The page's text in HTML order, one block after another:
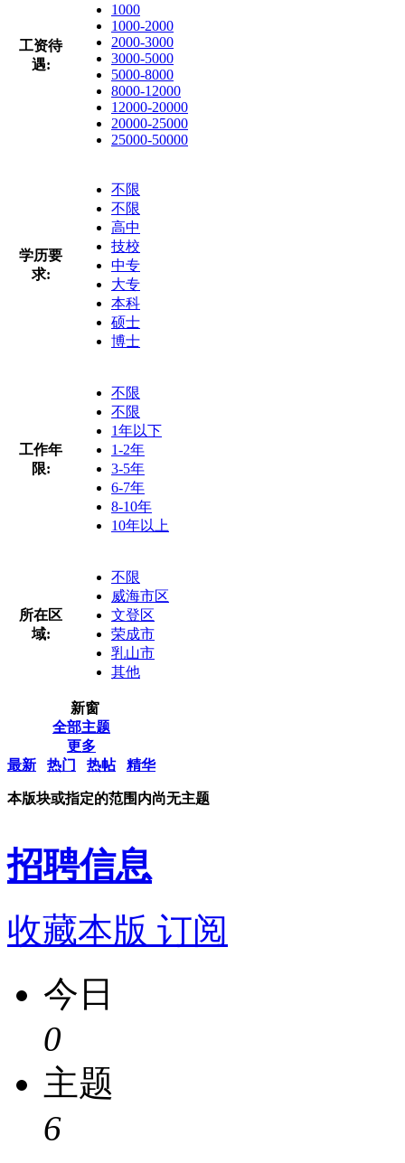
工资待
遇:
1000
1000-2000
2000-3000
3000-5000
5000-8000
8000-12000
12000-20000
20000-25000
25000-50000
学历要
求:
不限
不限
高中
技校
中专
大专
本科
硕士
博士
工作年
限:
不限
不限
1年以下
1-2年
3-5年
6-7年
8-10年
10年以上
所在区
域:
不限
威海市区
文登区
荣成市
乳山市
其他
新窗
全部主题
更多
最新
热门 热帖 精华
本版块或指定的范围内尚无主题
招聘信息
收藏本版 订阅
今日
0
主题
6